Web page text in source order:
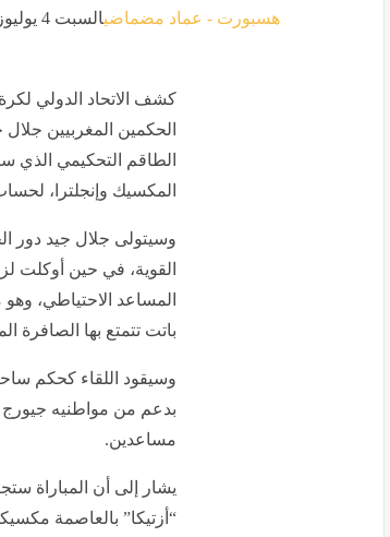
هسبورت - عماد مضماضيالسبت 4 يوليوز 2026 - 16:41
كشف الاتحاد الدولي
الحكمين المغربيين
الطاقم التحكيمي الذي
المكسيك وإنجلترا، لحساب
وسيتولى جلال جيد دور
القوية، في حين أوكلت
المساعد الاحتياطي،
باتت تتمتع بها الصافرة
وسيقود اللقاء كحكم ساحة
بدعم من مواطنيه جيورج
مساعدين.
يشار إلى أن المباراة
“أزتيكا” بالعاصمة